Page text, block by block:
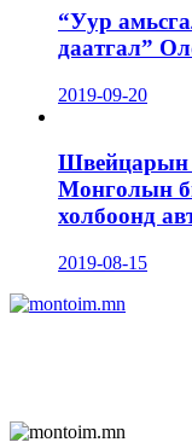
“Уур
даатгал”
2019-09-20
Швейцарын
Монголын
холбоонд
2019-08-15